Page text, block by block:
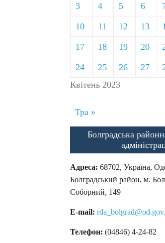
Квітень 2023
3 4 5 6
10 11 12 13
17 18 19 20
24 25 26 27
Тра »
Болградська
Адреса: 68702, Україна,
Болградський район, м.
Соборний, 149
E-mail:
Телефон: (04846) 4-24-82